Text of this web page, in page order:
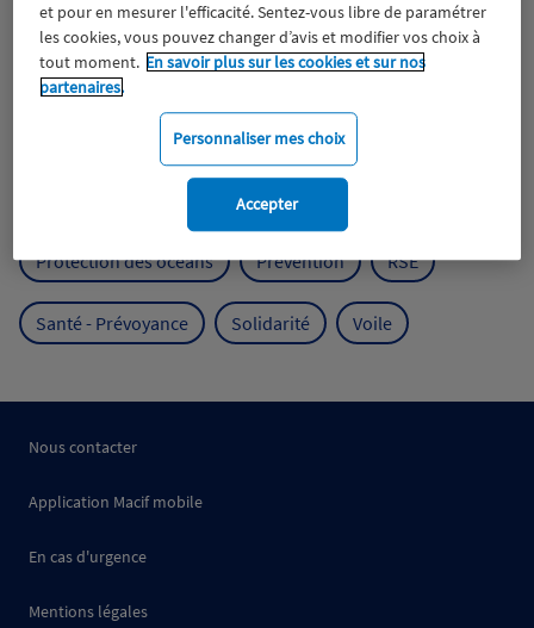
Engagement Epargne ESS
Expérience clients Fondation Macif Jeunesse
Mutualisme
Protection de l'environnement
Protection des océans Prévention RSE
Santé - Prévoyance Solidarité Voile
Nous contacter
Application Macif mobile
En cas d'urgence
Mentions légales
et pour en mesurer l'efficacité. Sentez-vous libre de paramétrer
les cookies, vous pouvez changer d’avis et modifier vos choix à
tout moment. En savoir plus sur les cookies et sur nos
partenaires.
Personnaliser mes choix
Accepter